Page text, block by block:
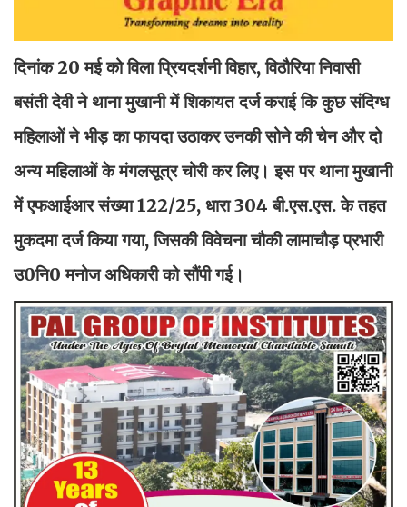
दिनांक 20 मई को विला प्रियदर्शनी विहार, विठौरिया निवासी
बसंती देवी ने थाना मुखानी में शिकायत दर्ज कराई कि कुछ संदिग्ध
महिलाओं ने भीड़ का फायदा उठाकर उनकी सोने की चेन और दो
अन्य महिलाओं के मंगलसूत्र चोरी कर लिए। इस पर थाना मुखानी
में एफआईआर संख्या 122/25, धारा 304 बी.एस.एस. के तहत
मुकदमा दर्ज किया गया, जिसकी विवेचना चौकी लामाचौड़ प्रभारी
उ0नि0 मनोज अधिकारी को सौंपी गई।